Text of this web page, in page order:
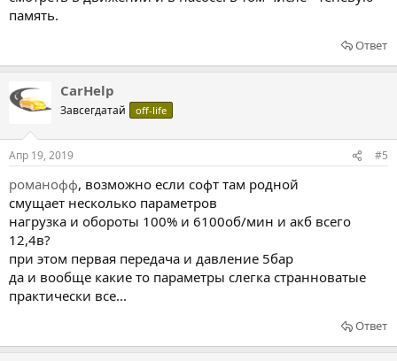
память.
Ответ
CarHelp
Завсегдатай off-life
Апр 19, 2019 #5
романофф, возможно если софт там родной
смущает несколько параметров
нагрузка и обороты 100% и 6100об/мин и акб всего
12,4в?
при этом первая передача и давление 5бар
да и вообще какие то параметры слегка странноватые
практически все...
Ответ